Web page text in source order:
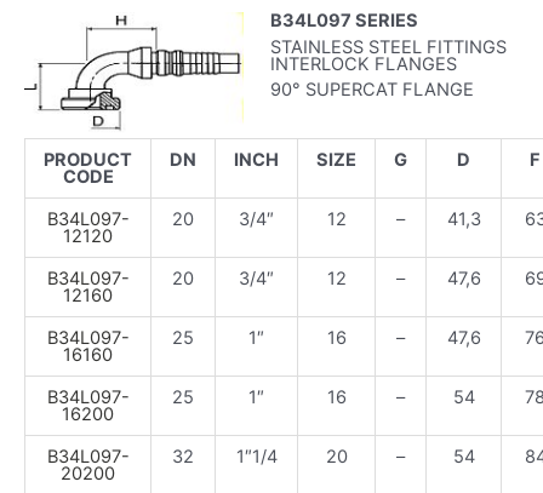
B34L097 SERIES
STAINLESS STEEL FITTINGS
INTERLOCK FLANGES
90° SUPERCAT FLANGE
PRODUCT
CODE
DN INCH SIZE G D F
B34L097-
12120
20 3/4″ 12 – 41,3
B34L097-
12160
20 3/4″ 12 – 47,6
B34L097-
16160
25 1″ 16 – 47,6
B34L097-
16200
25 1″ 16 – 54
B34L097-
20200
32 1″1/4 20 – 54